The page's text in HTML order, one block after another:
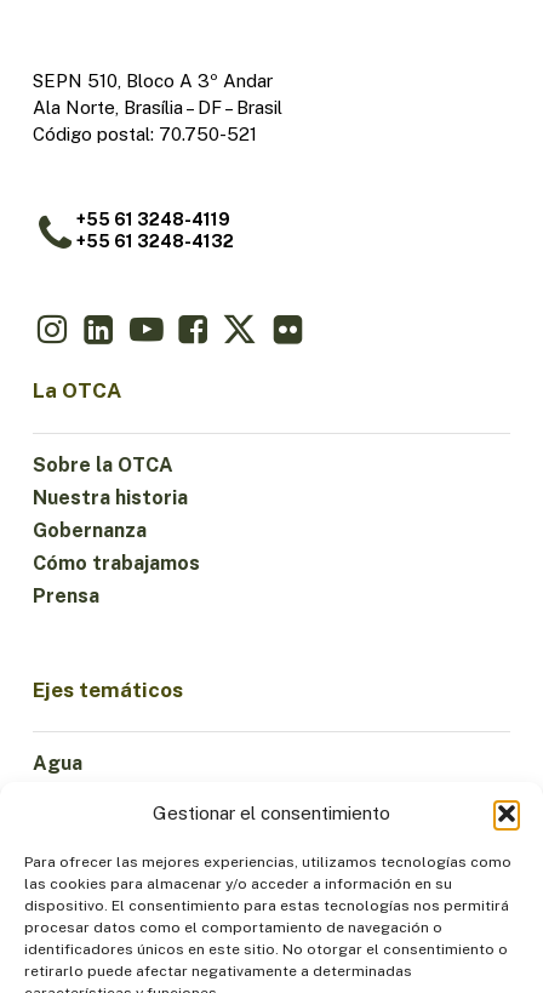
Gestionar el consentimiento
Para ofrecer las mejores experiencias, utilizamos tecnologías como
las cookies para almacenar y/o acceder a información en su
dispositivo. El consentimiento para estas tecnologías nos permitirá
procesar datos como el comportamiento de navegación o
identificadores únicos en este sitio. No otorgar el consentimiento o
retirarlo puede afectar negativamente a determinadas
SEPN 510, Bloco A 3º Andar
Ala Norte, Brasília – DF – Brasil
Código postal: 70.750-521
+55 61 3248-4119
+55 61 3248-4132
La OTCA
Sobre la OTCA
Nuestra historia
Gobernanza
Cómo trabajamos
Prensa
Ejes temáticos
Agua
Economía Sostenible
Bosques y Biodiversidad
Institucionalidad
Participación